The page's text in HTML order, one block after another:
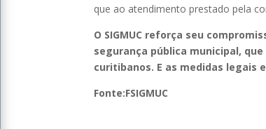
que ao atendimento prestado pela
O SIGMUC reforça seu
segurança pública municipal,
curitibanos. E as medidas legais
Fonte:FSIGMUC